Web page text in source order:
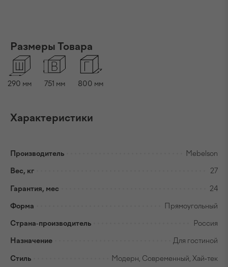
Размеры Товара
290 мм 751 мм 800 мм
Характеристики
Производитель Mebelson
Вес, кг 27
Гарантия, мес 24
Форма Прямоугольный
Страна-производитель Россия
Назначение Для гостиной
Стиль Модерн, Современный, Хай-тек